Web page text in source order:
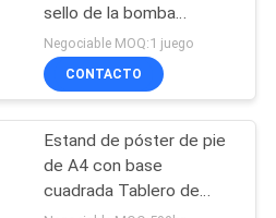
aluminio
10
sello de la bomba
Grundfos Sello mecánico
estándar de 20-120 mm
Negociable MOQ:1 juego
CONTACTO
Estand de póster de pie
de A4 con base
cuadrada Tablero de